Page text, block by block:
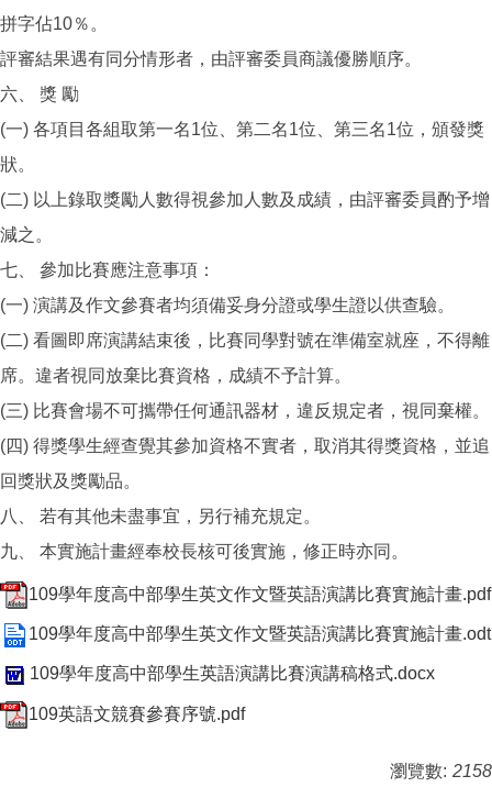
拼字佔10％。
評審結果遇有同分情形者，由評審委員商議優勝順序。
六、 獎 勵
(一) 各項目各組取第一名1位、第二名1位、第三名1位，頒發獎
狀。
(二) 以上錄取獎勵人數得視參加人數及成績，由評審委員酌予增
減之。
七、 參加比賽應注意事項：
(一) 演講及作文參賽者均須備妥身分證或學生證以供查驗。
(二) 看圖即席演講結束後，比賽同學對號在準備室就座，不得離
席。違者視同放棄比賽資格，成績不予計算。
(三) 比賽會場不可攜帶任何通訊器材，違反規定者，視同棄權。
(四) 得獎學生經查覺其參加資格不實者，取消其得獎資格，並追
回獎狀及獎勵品。
八、 若有其他未盡事宜，另行補充規定。
九、 本實施計畫經奉校長核可後實施，修正時亦同。
109學年度高中部學生英文作文暨英語演講比賽實施計畫.pdf
109學年度高中部學生英文作文暨英語演講比賽實施計畫.odt
109學年度高中部學生英語演講比賽演講稿格式.docx
109英語文競賽參賽序號.pdf
瀏覽數: 2158